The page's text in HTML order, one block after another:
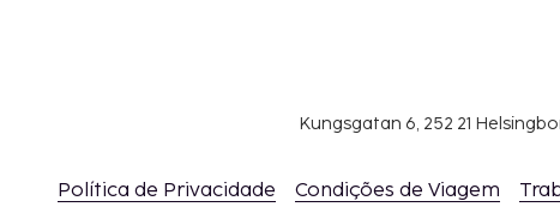
Kungsgatan 6, 252 21
Política de Privacidade Condições de Viagem